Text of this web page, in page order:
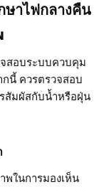
ษาไฟกลางคืน
สอบระบบควบคุม
นี้ ควรตรวจสอบ
สัมผัสกับน้ำหรือฝุ่น
ในการมองเห็น